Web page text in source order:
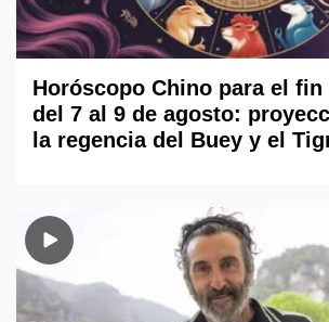
Horóscopo Chino para el fin
del 7 al 9 de agosto:
la regencia del Buey y el